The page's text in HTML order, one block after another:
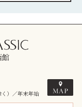
）／年末年始